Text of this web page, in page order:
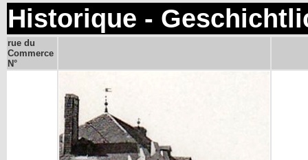
Historique -
rue du
Commerce
N°